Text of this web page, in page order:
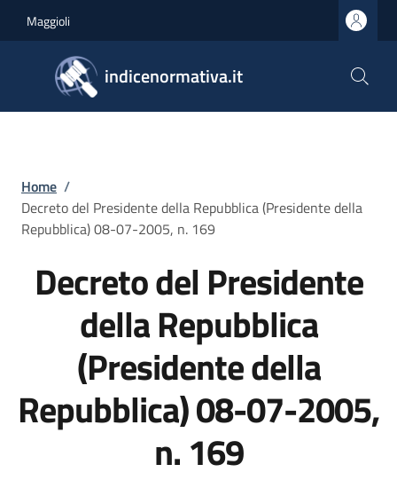
Maggioli
indicenormativa.it
Briciole di pane
Home /
Decreto del Presidente della Repubblica (Presidente della
Repubblica) 08-07-2005, n. 169
Decreto del Presidente
della Repubblica
(Presidente della
Repubblica) 08-07-2005,
n. 169